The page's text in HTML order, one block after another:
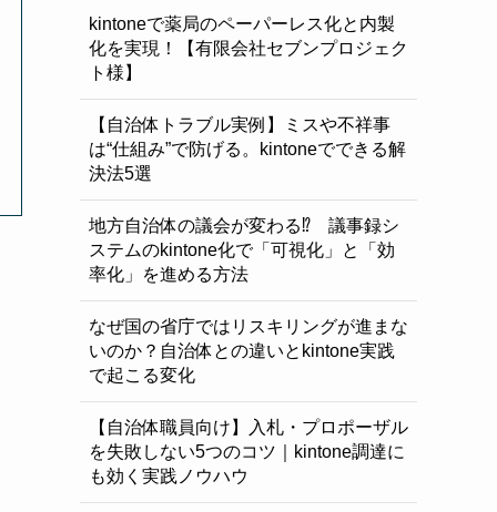
kintoneで薬局のペーパーレス化と内製
化を実現！【有限会社セブンプロジェク
ト様】
【自治体トラブル実例】ミスや不祥事
は“仕組み”で防げる。kintoneでできる解
決法5選
地方自治体の議会が変わる⁉ 議事録シ
ステムのkintone化で「可視化」と「効
率化」を進める方法
なぜ国の省庁ではリスキリングが進まな
いのか？自治体との違いとkintone実践
で起こる変化
【自治体職員向け】入札・プロポーザル
を失敗しない5つのコツ｜kintone調達に
も効く実践ノウハウ